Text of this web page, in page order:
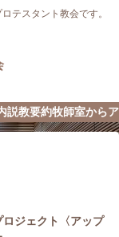
テスタント教会です。
説教要約牧師室から
ジェクト〈アップ